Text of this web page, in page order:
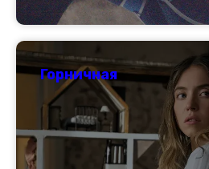
Горничная